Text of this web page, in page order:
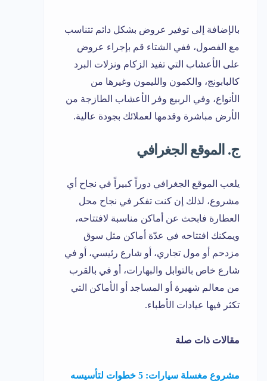
بالإضافة إلى توفير عروض بشكل دائم تتناسب
مع الفصول، ففي الشتاء قم بإجراء عروض
على الأعشاب التي تفيد الزكام ونزلات البرد
كالبابونج، والكمون والليمون وغيرها من
الأنواع، وفي الربيع وفر الأعشاب الطازجة من
الأرض مباشرة وقدمها لعملائك بجودة عالية.
ج. الموقع الجغرافي
يلعب الموقع الجغرافي دوراً كبيراً في نجاح أي
مشروع، لذلك إن كنت تفكر في نجاح محل
العطارة فابحث عن أماكن مناسبة لافتتاحه،
ويمكنك افتتاحه في عدّة أماكن مثل سوق
مزدحم أو مول تجاري، أو شارع رئيسي، أو في
شارع خاص بالتوابل والبهارات، أو في بالقرب
من معالم شهيرة أو المساجد أو الأماكن التي
تكثر فيها عيادات الأطباء.
مقالات ذات صلة
مشروع مغسلة سيارات: 5 خطوات لتأسيسه